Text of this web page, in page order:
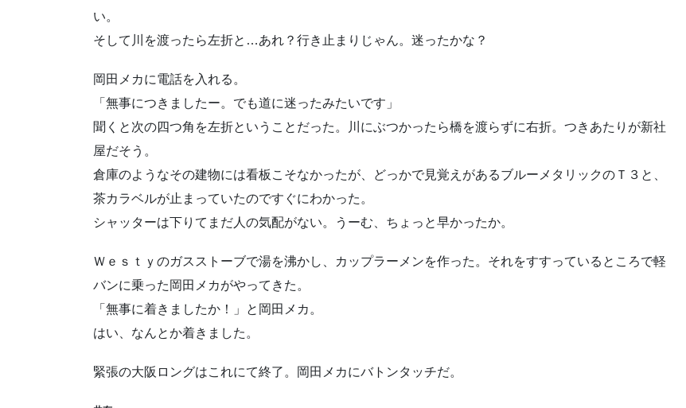
い。
そして川を渡ったら左折と…あれ？行き止まりじゃん。迷ったかな？
岡田メカに電話を入れる。
「無事につきましたー。でも道に迷ったみたいです」
聞くと次の四つ角を左折ということだった。川にぶつかったら橋を渡らずに右折。つきあたりが新社
屋だそう。
倉庫のようなその建物には看板こそなかったが、どっかで見覚えがあるブルーメタリックのＴ３と、
茶カラベルが止まっていたのですぐにわかった。
シャッターは下りてまだ人の気配がない。うーむ、ちょっと早かったか。
Ｗｅｓｔｙのガスストーブで湯を沸かし、カップラーメンを作った。それをすすっているところで軽
バンに乗った岡田メカがやってきた。
「無事に着きましたか！」と岡田メカ。
はい、なんとか着きました。
緊張の大阪ロングはこれにて終了。岡田メカにバトンタッチだ。